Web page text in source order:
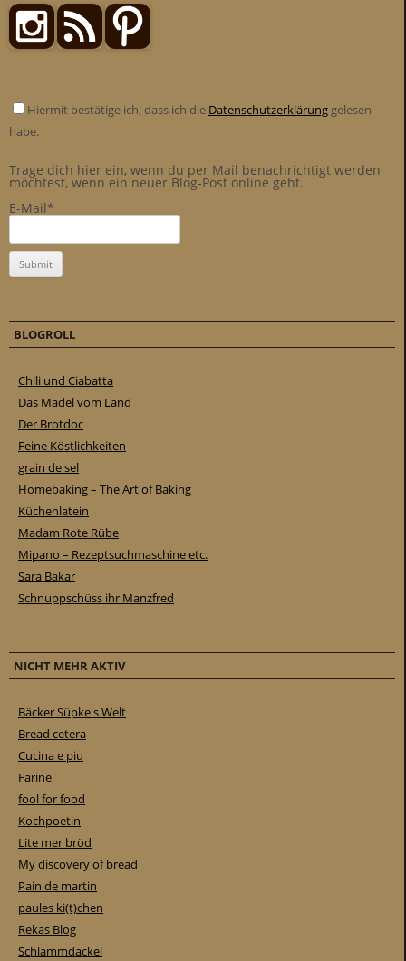
Hiermit bestätige ich, dass ich die Datenschutzerklärung gelesen
habe.
Trage dich hier ein, wenn du per Mail benachrichtigt werden
möchtest, wenn ein neuer Blog-Post online geht.
E-Mail*
BLOGROLL
Chili und Ciabatta
Das Mädel vom Land
Der Brotdoc
Feine Köstlichkeiten
grain de sel
Homebaking – The Art of Baking
Küchenlatein
Madam Rote Rübe
Mipano – Rezeptsuchmaschine etc.
Sara Bakar
Schnuppschüss ihr Manzfred
NICHT MEHR AKTIV
Bäcker Süpke's Welt
Bread cetera
Cucina e piu
Farine
fool for food
Kochpoetin
Lite mer bröd
My discovery of bread
Pain de martin
paules ki(t)chen
Rekas Blog
Schlammdackel